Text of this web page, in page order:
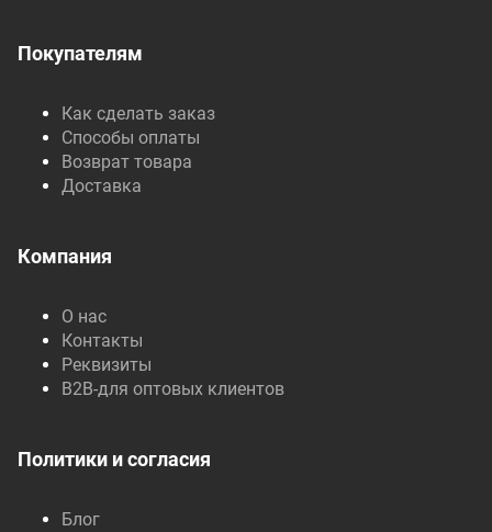
Покупателям
Как сделать заказ
Способы оплаты
Возврат товара
Доставка
Компания
О нас
Контакты
Реквизиты
B2B-для оптовых клиентов
Политики и согласия
Блог